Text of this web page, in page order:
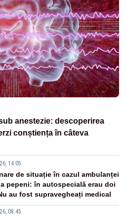
anestezie: descoperirea
conștiența în câteva
14:05
de situație în cazul ambulanței
pepeni: în autospecială erau doi
au fost supravegheați medical
08:45